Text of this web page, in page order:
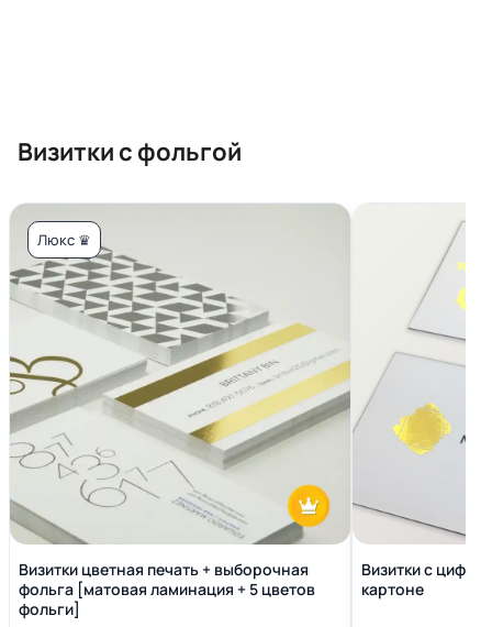
Визитки с фольгой
Люкс ♛
Визитки цветная печать + выборочная
фольга [матовая ламинация + 5 цветов
фольги]
Визитки с
картоне